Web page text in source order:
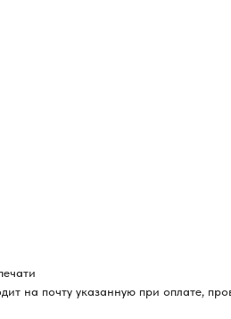
на почту указанную при оплате,